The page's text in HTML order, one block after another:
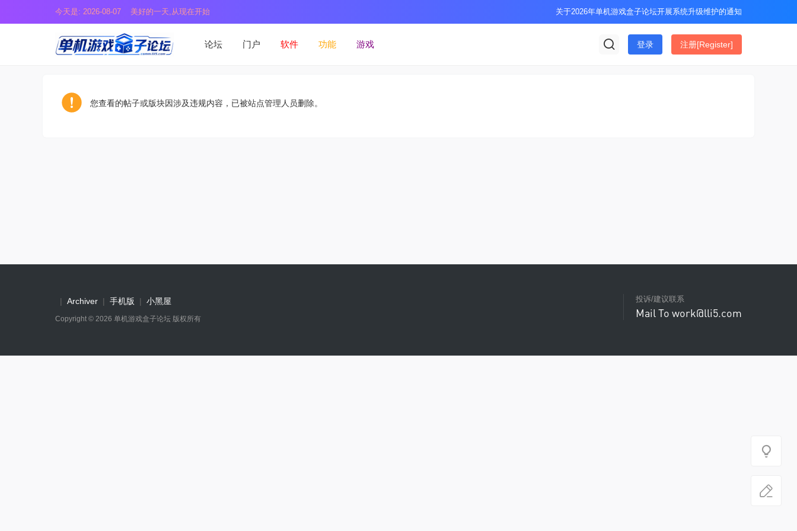
今天是: 2026-08-07 美好的一天,从现在开始 关于2026年单机游戏盒子论坛开展系统升级维护的通知
论坛 门户 软件 功能 游戏 登录 注册[Register]
您查看的帖子或版块因涉及违规内容，已被站点管理人员删除。
投诉/建议联系
Mail To work@lli5.com
| Archiver | 手机版 | 小黑屋
Copyright © 2026 单机游戏盒子论坛 版权所有